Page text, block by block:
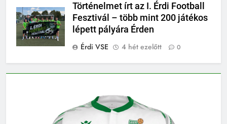
Történelmet írt az I. Érdi Football
Fesztivál – több mint 200 játékos
lépett pályára Érden
Érdi VSE
4 hét ezelőtt 0